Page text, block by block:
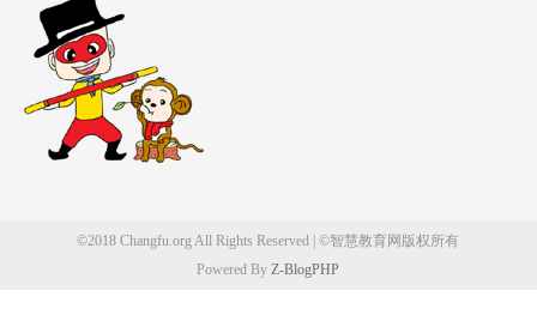
©2018 Changfu.org All Rights Reserved | ©智慧教育网版权所有
Powered ByZ-BlogPHP